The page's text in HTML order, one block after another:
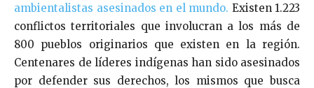
ambientalistas asesinados en el mundo. Existen 1.223
conflictos territoriales que involucran a los más de
800 pueblos originarios que existen en la región.
Centenares de líderes indígenas han sido asesinados
por defender sus derechos, los mismos que busca